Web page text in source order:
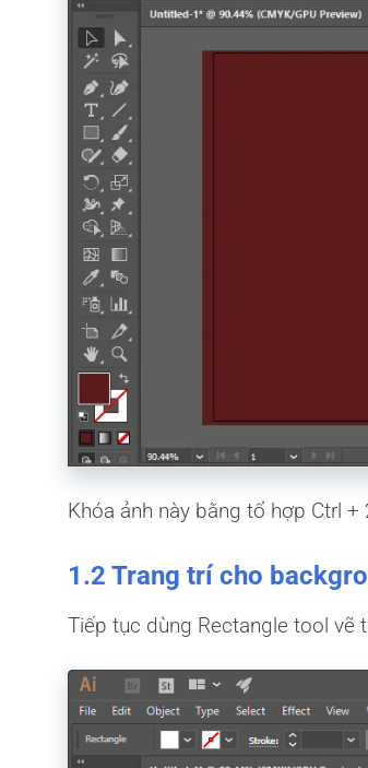
Khóa ảnh này bằng tổ hợp Ctrl
1.2 Trang trí cho
Tiếp tục dùng Rectangle tool vẽ